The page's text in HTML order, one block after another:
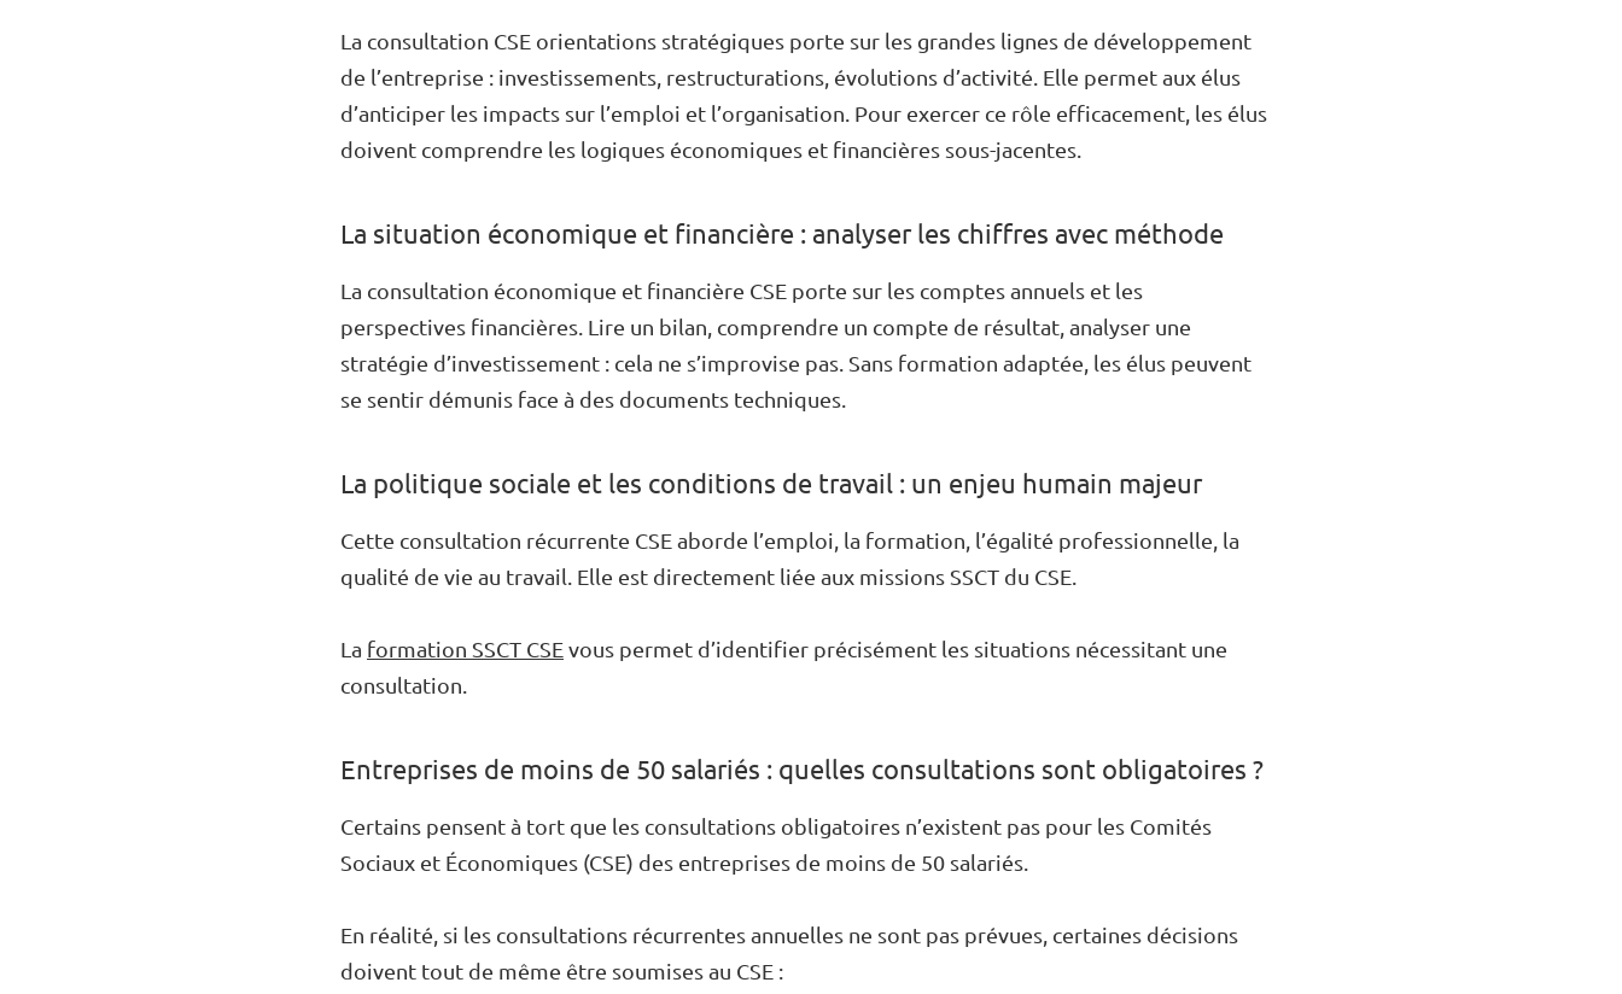
La consultation CSE orientations stratégiques porte sur les grandes lignes de développement
de l’entreprise : investissements, restructurations, évolutions d’activité. Elle permet aux élus
d’anticiper les impacts sur l’emploi et l’organisation. Pour exercer ce rôle efficacement, les élus
doivent comprendre les logiques économiques et financières sous-jacentes.
La situation économique et financière : analyser les chiffres avec méthode
La consultation économique et financière CSE porte sur les comptes annuels et les
perspectives financières. Lire un bilan, comprendre un compte de résultat, analyser une
stratégie d’investissement : cela ne s’improvise pas. Sans formation adaptée, les élus peuvent
se sentir démunis face à des documents techniques.
La politique sociale et les conditions de travail : un enjeu humain majeur
Cette consultation récurrente CSE aborde l’emploi, la formation, l’égalité professionnelle, la
qualité de vie au travail. Elle est directement liée aux missions SSCT du CSE.
La formation SSCT CSEvous permet d’identifier précisément les situations nécessitant une
consultation.
Entreprises de moins de 50 salariés : quelles consultations sont obligatoires ?
Certains pensent à tort que les consultations obligatoires n’existent pas pour les Comités
Sociaux et Économiques (CSE) des entreprises de moins de 50 salariés.
En réalité, si les consultations récurrentes annuelles ne sont pas prévues, certaines décisions
doivent tout de même être soumises au CSE :